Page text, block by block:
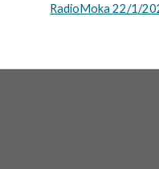
RadioMoka 22/1/